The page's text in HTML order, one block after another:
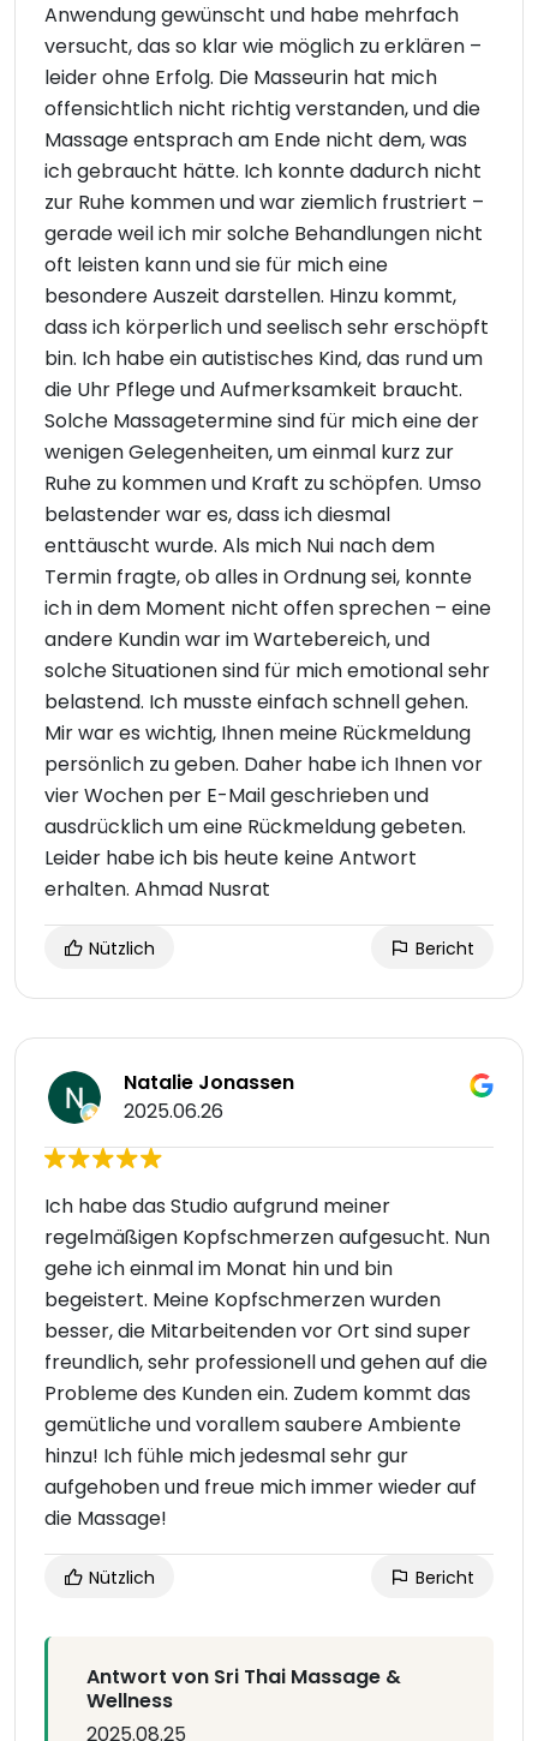
Anwendung gewünscht und habe mehrfach
versucht, das so klar wie möglich zu erklären –
leider ohne Erfolg. Die Masseurin hat mich
offensichtlich nicht richtig verstanden, und die
Massage entsprach am Ende nicht dem, was
ich gebraucht hätte. Ich konnte dadurch nicht
zur Ruhe kommen und war ziemlich frustriert –
gerade weil ich mir solche Behandlungen nicht
oft leisten kann und sie für mich eine
besondere Auszeit darstellen. Hinzu kommt,
dass ich körperlich und seelisch sehr erschöpft
bin. Ich habe ein autistisches Kind, das rund um
die Uhr Pflege und Aufmerksamkeit braucht.
Solche Massagetermine sind für mich eine der
wenigen Gelegenheiten, um einmal kurz zur
Ruhe zu kommen und Kraft zu schöpfen. Umso
belastender war es, dass ich diesmal
enttäuscht wurde. Als mich Nui nach dem
Termin fragte, ob alles in Ordnung sei, konnte
ich in dem Moment nicht offen sprechen – eine
andere Kundin war im Wartebereich, und
solche Situationen sind für mich emotional sehr
belastend. Ich musste einfach schnell gehen.
Mir war es wichtig, Ihnen meine Rückmeldung
persönlich zu geben. Daher habe ich Ihnen vor
vier Wochen per E-Mail geschrieben und
ausdrücklich um eine Rückmeldung gebeten.
Leider habe ich bis heute keine Antwort
erhalten. Ahmad Nusrat
Nützlich Bericht
Natalie Jonassen
2025.06.26
Ich habe das Studio aufgrund meiner
regelmäßigen Kopfschmerzen aufgesucht. Nun
gehe ich einmal im Monat hin und bin
begeistert. Meine Kopfschmerzen wurden
besser, die Mitarbeitenden vor Ort sind super
freundlich, sehr professionell und gehen auf die
Probleme des Kunden ein. Zudem kommt das
gemütliche und vorallem saubere Ambiente
hinzu! Ich fühle mich jedesmal sehr gur
aufgehoben und freue mich immer wieder auf
die Massage!
Nützlich Bericht
Antwort von Sri Thai Massage &
Wellness
2025.08.25